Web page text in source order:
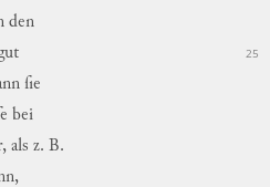
den
25
ſie
bei
, als z. B.